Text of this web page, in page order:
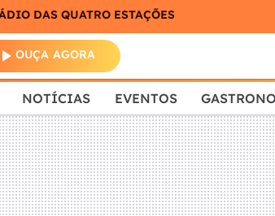
DAS QUATRO ESTAÇÕES
OUÇA AGORA
NOTÍCIAS EVENTOS